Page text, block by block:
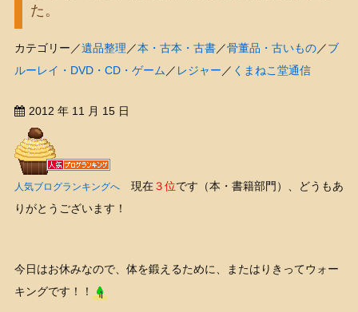
た。
カテゴリー／遺品整理 ／本・古本・古書／骨董品・古いもの／ブ
ルーレイ・DVD・CD・ゲーム ／ レジャー ／ くまねこ堂通信
2012 年 11 月 15 日
人気ブログランキングへ現在３位です（本・書籍部門）、どうもあ
りがとうございます！
今日はお休みなので、体を鍛えるために、またはりきってウォー
キングです！！